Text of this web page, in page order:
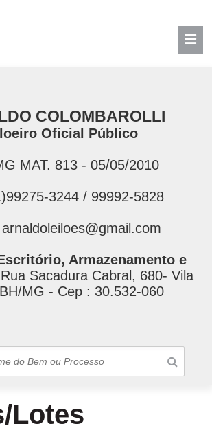
COLOMBAROLLI
Oficial Público
MAT. 813 - 05/05/2010
3244 / 99992-5828
arnaldoleiloes@gmail.com
Armazenamento e
Rua Sacadura Cabral, 680- Vila
MG - Cep : 30.532-060
Lotes